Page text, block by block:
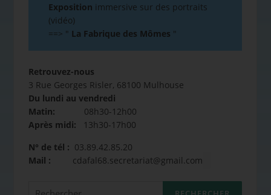
Exposition immersive sur des portraits
(vidéo)
==> " La Fabrique des Mômes "
Retrouvez-nous
3 Rue Georges Risler, 68100 Mulhouse
Du lundi au vendredi
Matin: 08h30-12h00
Après midi: 13h30-17h00
N° de tél : 03.89.42.85.20
Mail : cdafal68.secretariat@gmail.com